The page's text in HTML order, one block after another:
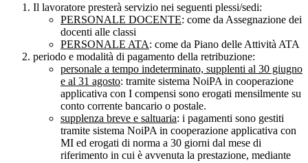
Il lavoratore presterà servizio nei seguenti plessi/sedi:
PERSONALE DOCENTE: come da Assegnazione dei
docenti alle classi
PERSONALE ATA: come da Piano delle Attività ATA
periodo e modalità di pagamento della retribuzione:
personale a tempo indeterminato, supplenti al 30 giugno
e al 31 agosto: tramite sistema NoiPA in cooperazione
applicativa con I compensi sono erogati mensilmente su
conto corrente bancario o postale.
supplenza breve e saltuaria: i pagamenti sono gestiti
tramite sistema NoiPA in cooperazione applicativa con
MI ed erogati di norma a 30 giorni dal mese di
riferimento in cui è avvenuta la prestazione, mediante